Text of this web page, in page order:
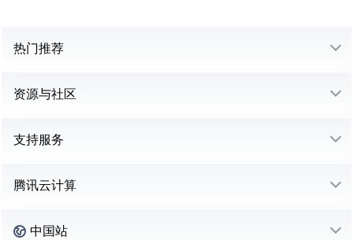
热门推荐
资源与社区
支持服务
腾讯云计算
中国站